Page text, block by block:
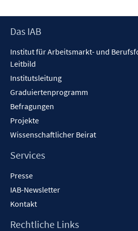
Footer
Das IAB
Institut für Arbeitsmarkt- und
Leitbild
Institutsleitung
Graduiertenprogramm
Befragungen
Projekte
Wissenschaftlicher Beirat
Services
Presse
IAB-Newsletter
Kontakt
Rechtliche Links